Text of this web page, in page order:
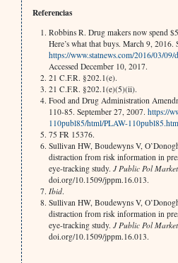
Referencias
Robbins R. Drug makers now spend
Here’s what that buys. March 9, 2016.
https://www.statnews.com/2016/03/
Accessed December 10, 2017.
21 C.F.R. §202.1(e).
21 C.F.R. §202.1(e)(5)(ii).
Food and Drug Administration
110-85. September 27, 2007. https://
110publ85/html/PLAW-
75 FR 15376.
Sullivan HW, Boudewyns V,
distraction from risk information in
eye-tracking study. J Public Pol
doi.org/10.1509/jppm.16.013.
Ibid.
Sullivan HW, Boudewyns V,
distraction from risk information in
eye-tracking study. J Public Pol
doi.org/10.1509/jppm.16.013.